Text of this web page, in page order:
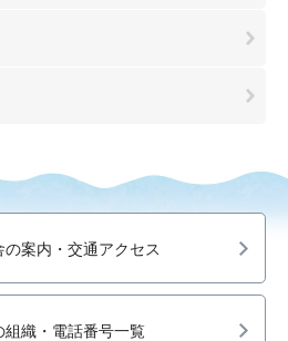
の案内・交通アクセス
組織・電話番号一覧